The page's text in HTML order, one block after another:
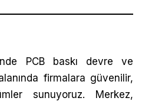
PCB baskı devre ve
firmalara güvenilir,
sunuyoruz. Merkez,